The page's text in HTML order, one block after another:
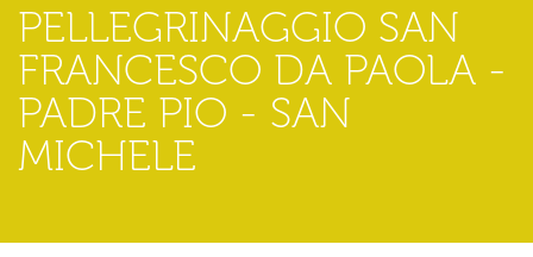
PELLEGRINAGGIO SAN
FRANCESCO DA PAOLA -
PADRE PIO - SAN
MICHELE